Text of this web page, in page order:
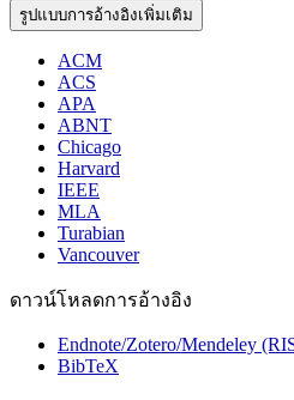
รูปแบบการอ้างอิงเพิ่มเติม
ACM
ACS
APA
ABNT
Chicago
Harvard
IEEE
MLA
Turabian
Vancouver
ดาวน์โหลดการอ้างอิง
Endnote/Zotero/Mendeley
BibTeX